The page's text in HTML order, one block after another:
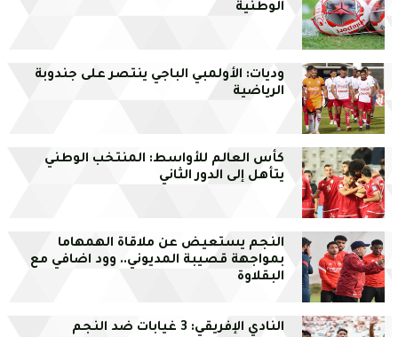
الوطنية
وديات: الأولمبي الباجي ينتصر على جندوبة
الرياضية
كأس العالم للأواسط: المنتخب الوطني
يتأهل إلى الدور الثاني
النجم يستعيض عن ملاقاة الهمهاما
بمواجهة قصيبة المديوني.. وود اضافي مع
البقلاوة
النادي الإفريقي: 3 غيابات ضد النجم